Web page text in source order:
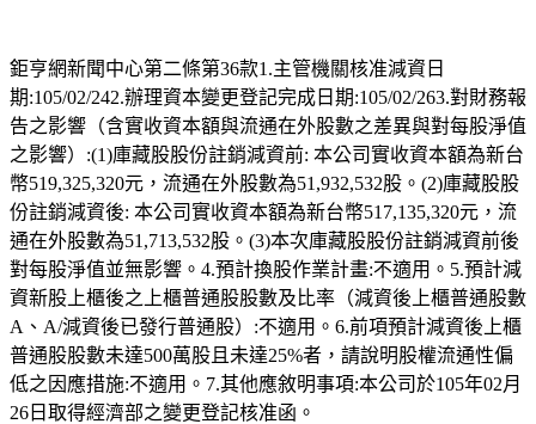
鉅亨網新聞中心第二條第36款1.主管機關核准減資日
期:105/02/242.辦理資本變更登記完成日期:105/02/263.對財務報
告之影響（含實收資本額與流通在外股數之差異與對每股淨值
之影響）:(1)庫藏股股份註銷減資前: 本公司實收資本額為新台
幣519,325,320元，流通在外股數為51,932,532股。(2)庫藏股股
份註銷減資後: 本公司實收資本額為新台幣517,135,320元，流
通在外股數為51,713,532股。(3)本次庫藏股股份註銷減資前後
對每股淨值並無影響。4.預計換股作業計畫:不適用。5.預計減
資新股上櫃後之上櫃普通股股數及比率（減資後上櫃普通股數
A、A/減資後已發行普通股）:不適用。6.前項預計減資後上櫃
普通股股數未達500萬股且未達25%者，請說明股權流通性偏
低之因應措施:不適用。7.其他應敘明事項:本公司於105年02月
26日取得經濟部之變更登記核准函。